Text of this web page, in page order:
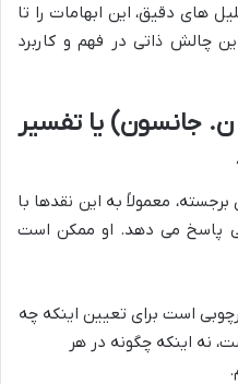
های دقیق، این ابهامات را تا
چالش ذاتی در فهم و کاربرد
جانسون) یا تفسیر
معمولاً به این نقدها با
پاسخ می دهد. او ممکن است
است برای تعیین اینکه چه
نه اینکه چگونه در هر